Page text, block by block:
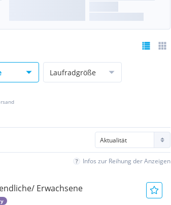
Laufradgröße
Infos zur Reihung der Anzeigen
Erwachsene